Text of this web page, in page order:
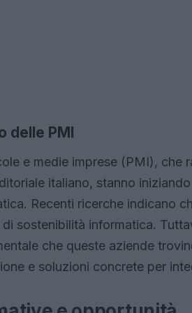
delle PMI
e medie imprese (PMI), che
italiano, stanno
Recenti ricerche indicano
sostenibilità informatica.
che queste aziende
e soluzioni concrete per